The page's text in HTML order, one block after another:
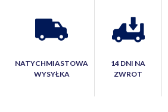
NATYCHMIASTOWA
WYSYŁKA
14 DNI NA
ZWROT